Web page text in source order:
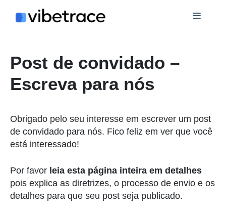
para
Post de convidado –
Escreva para nós
Obrigado pelo seu interesse em escrever um post
de convidado para nós. Fico feliz em ver que você
está interessado!
Por favor leia esta página inteira em detalhes
pois explica as diretrizes, o processo de envio e os
detalhes para que seu post seja publicado.